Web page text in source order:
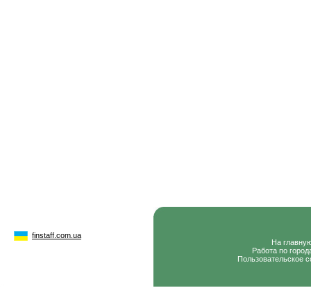
finstaff.com.ua
На
Работа по
Пользовательское